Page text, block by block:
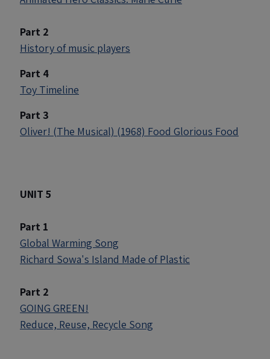
Part 2
History of music players
Part 4
Toy Timeline
Part 3
Oliver! (The Musical) (1968) Food Glorious Food
UNIT 5
Part 1
Global Warming Song
Richard Sowa's Island Made of Plastic
Part 2
GOING GREEN!
Reduce, Reuse, Recycle Song